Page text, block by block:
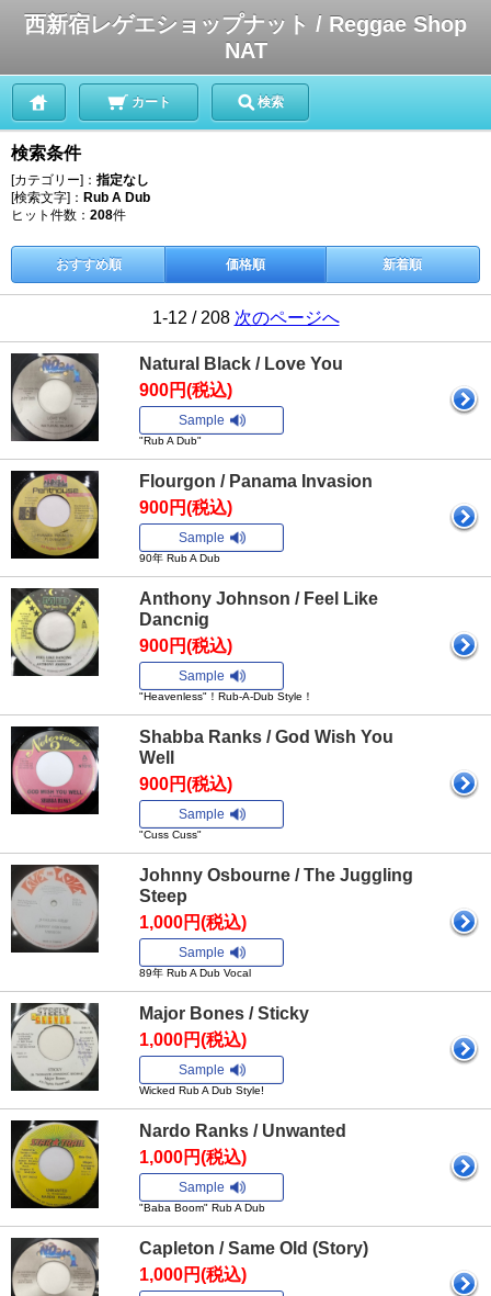
西新宿レゲエショップナット / Reggae Shop
NAT
カート 検索
検索条件
[カテゴリー]： 指定なし
[検索文字]： Rub A Dub
ヒット件数： 208件
おすすめ順 価格順 新着順
1-12 / 208 次のページへ
Natural Black / Love You
900円(税込)
Sample
"Rub A Dub"
Flourgon / Panama Invasion
900円(税込)
Sample
90年 Rub A Dub
Anthony Johnson / Feel Like
Dancnig
900円(税込)
Sample
"Heavenless"！Rub-A-Dub Style！
Shabba Ranks / God Wish You
Well
900円(税込)
Sample
"Cuss Cuss"
Johnny Osbourne / The Juggling
Steep
1,000円(税込)
Sample
89年 Rub A Dub Vocal
Major Bones / Sticky
1,000円(税込)
Sample
Wicked Rub A Dub Style!
Nardo Ranks / Unwanted
1,000円(税込)
Sample
"Baba Boom" Rub A Dub
Capleton / Same Old (Story)
1,000円(税込)